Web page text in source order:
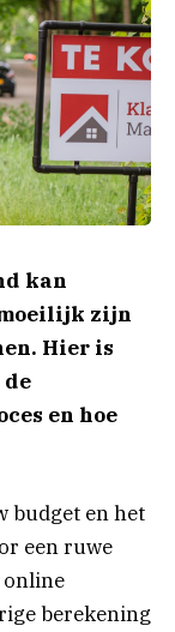
kan
zijn
Hier is
en hoe
budget en het
een ruwe
online
berekening